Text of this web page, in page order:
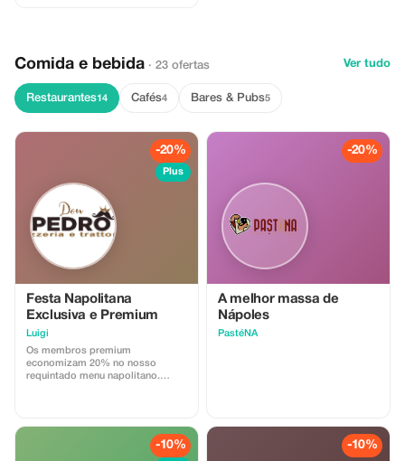
Comida e bebida · 23 ofertas Ver tudo
Restaurantes14 Cafés4 Bares & Pubs5
-20%
Plus
Festa Napolitana
Exclusiva e Premium
Luigi
Os membros premium
economizam 20% no nosso
requintado menu napolitano.
-20%
A melhor massa de
Nápoles
PastéNA
-10% -10%